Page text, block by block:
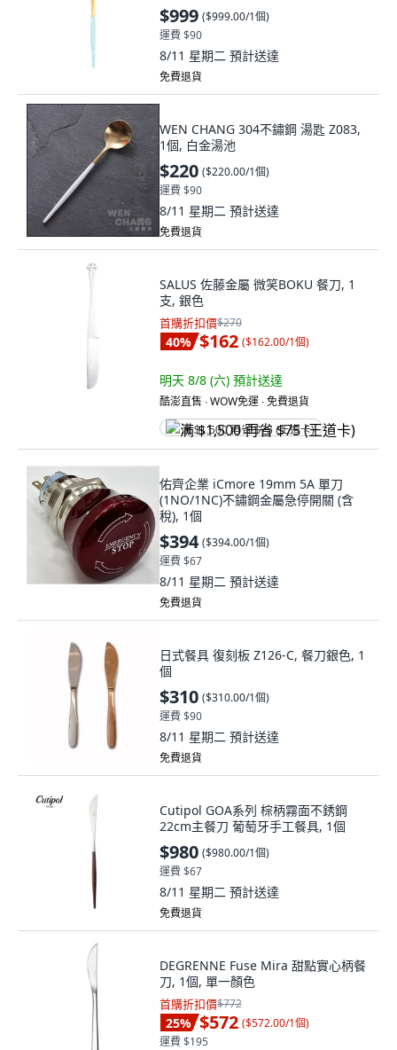
$999 ($999.00/1個)
運費 $90
8/11 星期二 預計送達
免費退貨
WEN CHANG 304不鏽鋼 湯匙 Z083,
1個, 白金湯池
$220 ($220.00/1個)
運費 $90
8/11 星期二 預計送達
免費退貨
SALUS 佐藤金屬 微笑BOKU 餐刀, 1
支, 銀色
首購折扣價$270
40% $162 ($162.00/1個)
明天 8/8 (六) 預計送達
酷澎直售 ∙ WOW免運 ∙ 免費退貨
满 $1,500 再省 $75 (王道卡)
佑齊企業 iCmore 19mm 5A 單刀
(1NO/1NC)不鏽鋼金屬急停開關 (含
稅), 1個
$394 ($394.00/1個)
運費 $67
8/11 星期二 預計送達
免費退貨
日式餐具 復刻板 Z126-C, 餐刀銀色, 1
個
$310 ($310.00/1個)
運費 $90
8/11 星期二 預計送達
免費退貨
Cutipol GOA系列 棕柄霧面不銹鋼
22cm主餐刀 葡萄牙手工餐具, 1個
$980 ($980.00/1個)
運費 $67
8/11 星期二 預計送達
免費退貨
DEGRENNE Fuse Mira 甜點實心柄餐
刀, 1個, 單一顏色
首購折扣價$772
25% $572 ($572.00/1個)
運費 $195